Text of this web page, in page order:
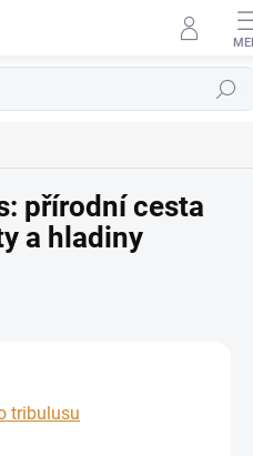
Hledat
přírodní cesta
a hladiny
tribulusu